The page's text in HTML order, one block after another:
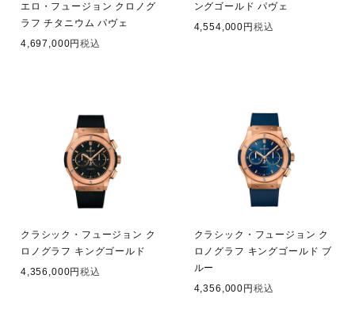
エロ・フュージョン クロノグ
ラフ チタニウム パヴェ
4,697,000
税込
ングゴールド パヴェ
4,554,000
税込
クラシック・フュージョン ク
ロノグラフ キングゴールド
4,356,000
税込
クラシック・フュージョン ク
ロノグラフ キングゴールド ブ
ルー
4,356,000
税込